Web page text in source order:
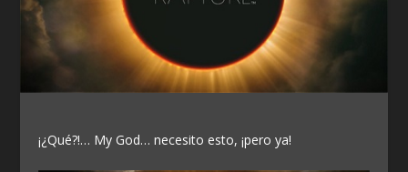
¡¿Qué?!… My God… necesito esto, ¡pero ya!